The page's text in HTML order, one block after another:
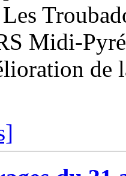
Midi-
de